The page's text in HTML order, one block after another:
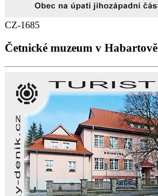
CZ-1685
Četnické muzeum v Habartově